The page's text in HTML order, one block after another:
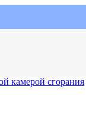
камерой сгорания